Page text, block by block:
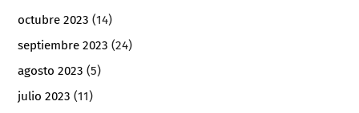
octubre 2023 (14)
septiembre 2023 (24)
agosto 2023 (5)
julio 2023 (11)